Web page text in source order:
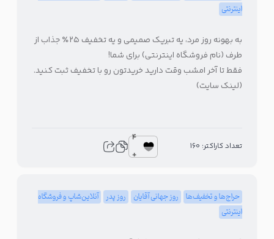
اینترنتی
به بهونه روز مرد، یه تبریک صمیمی و یه تخفیف ۲۵٪ جذاب از
طرف (نام فروشگاه اینترنتی) برای شما!
فقط تا آخر امشب وقت دارید خریدتون رو با تخفیف ثبت کنید.
(لینک سایت)
تعداد کاراکتر: 160
4
+
حراج‌ها و تخفیف‌ها روز جهانی آقایان روز پدر
آنلاین‌شاپ و فروشگاه
اینترنتی